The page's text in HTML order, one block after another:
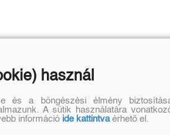
használ
és a böngészési élmény
A sütik használatára
információ ide kattintvaérhető el.